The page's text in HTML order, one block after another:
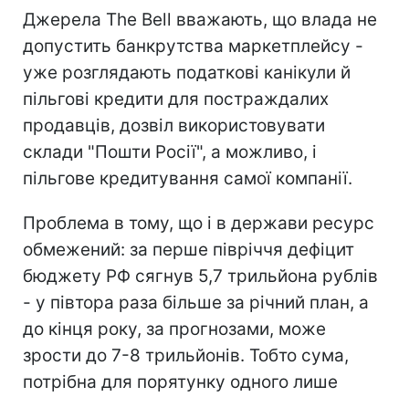
Джерела The Bell вважають, що влада не
допустить банкрутства маркетплейсу -
уже розглядають податкові канікули й
пільгові кредити для постраждалих
продавців, дозвіл використовувати
склади "Пошти Росії", а можливо, і
пільгове кредитування самої компанії.
Проблема в тому, що і в держави ресурс
обмежений: за перше півріччя дефіцит
бюджету РФ сягнув 5,7 трильйона рублів
- у півтора раза більше за річний план, а
до кінця року, за прогнозами, може
зрости до 7-8 трильйонів. Тобто сума,
потрібна для порятунку одного лише